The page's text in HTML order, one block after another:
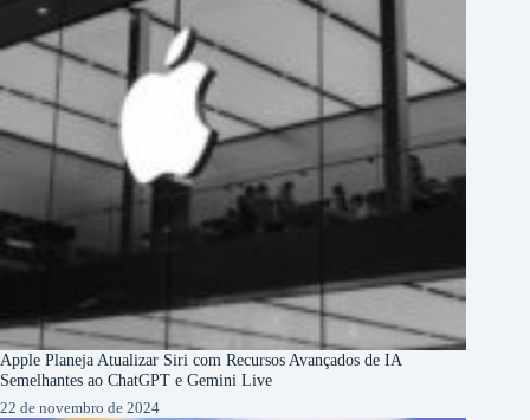
Apple Planeja Atualizar Siri com Recursos Avançados de IA
Semelhantes ao ChatGPT e Gemini Live
22 de novembro de 2024